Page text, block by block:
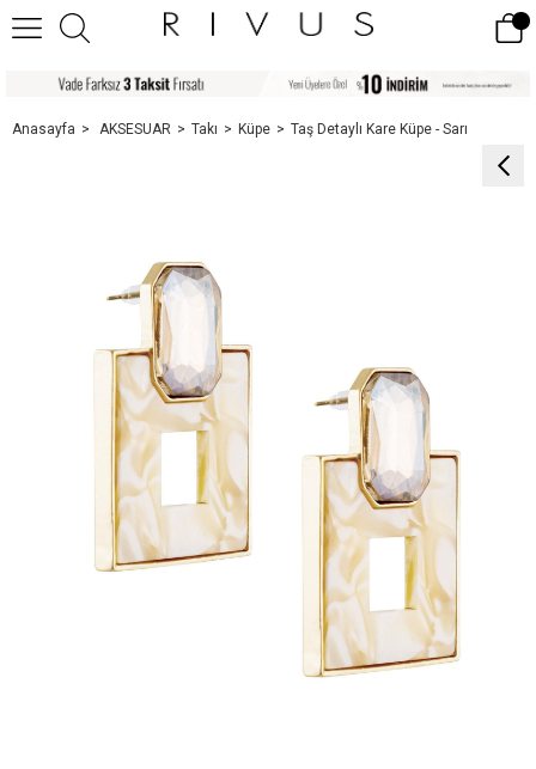
Anasayfa AKSESUAR Takı Küpe Taş Detaylı Kare Küpe - Sarı